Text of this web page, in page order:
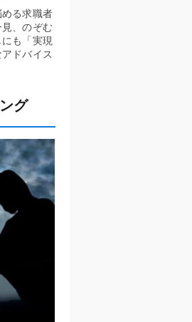
る求職者
、のぞむ
も「実現
ドバイス
グ